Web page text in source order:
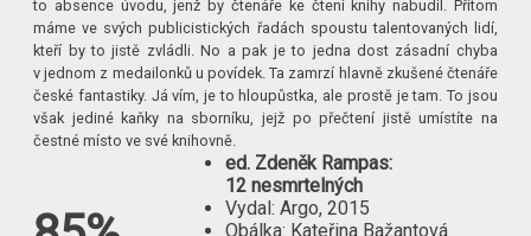
to absence úvodu, jenž by čtenáře ke čtení knihy nabudil. Přitom
máme ve svých publicistických řadách spoustu talentovaných lidí,
kteří by to jistě zvládli. No a pak je to jedna dost zásadní chyba
v jednom z medailonků u povídek. Ta zamrzí hlavně zkušené čtenáře
české fantastiky. Já vím, je to hloupůstka, ale prostě je tam. To jsou
však jediné kaňky na sborníku, jejž po přečtení jistě umístíte na
čestné místo ve své knihovně.
ed. Zdeněk Rampas:
12 nesmrtelných
Vydal: Argo, 2015
Obálka: Kateřina Bažantová